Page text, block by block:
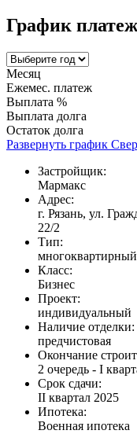
График
Месяц
Ежемес. платеж
Выплата %
Выплата долга
Остаток долга
Развернуть график
Застройщик:
Мармакс
Адрес:
г. Рязань, ул.
22/2
Тип:
Класс:
Бизнес
Проект:
индивидуальный
Наличие отделки:
предчистовая
Окончание
2 очередь - I
Срок сдачи:
II квартал 2025
Ипотека:
Военная ипотека